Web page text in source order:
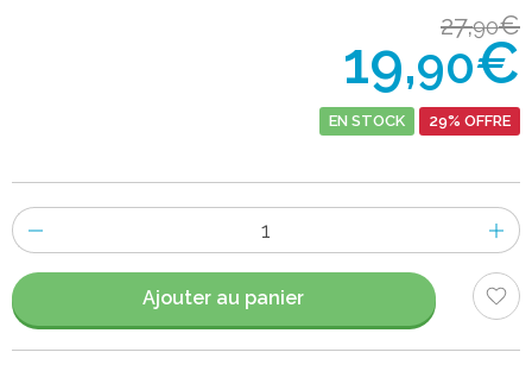
27,90€
19,90€
EN STOCK 29% OFFRE
Nombre
d'items
Ajouter au panier